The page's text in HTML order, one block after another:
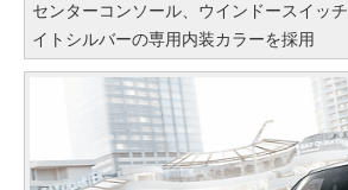
センターコンソール、ウインドースイッ
イトシルバーの専用内装カラーを採用